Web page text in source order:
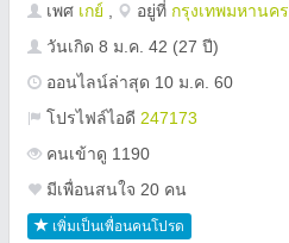
เพศ เกย์ อยู่ที่ กรุงเทพมหานคร
วันเกิด 8 ม.ค. 42 (27 ปี)
ออนไลน์ล่าสุด 10 ม.ค. 60
โปรไฟล์ไอดี 247173
คนเข้าดู 1190
มีเพื่อนสนใจ 20 คน
เพิ่มเป็นเพื่อนคนโปรด